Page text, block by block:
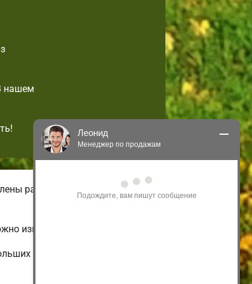
нашем
разнообразные виды
изменить на свой вкус.
и недорогих до огромных
Леонид
Менеджер по продажам
Здравствуйте! Я могу
проконсультировать Вас по нашим
акциям и проектам.